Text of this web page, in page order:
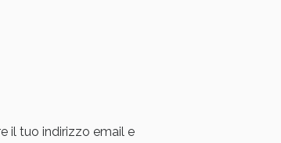
il tuo indirizzo email e